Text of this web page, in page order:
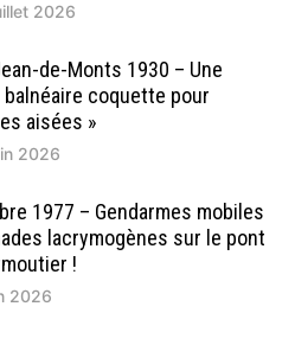
2026
de-Monts 1930 – Une
coquette pour
aisées »
2026
1977 – Gendarmes mobiles
lacrymogènes sur le pont
!
2026